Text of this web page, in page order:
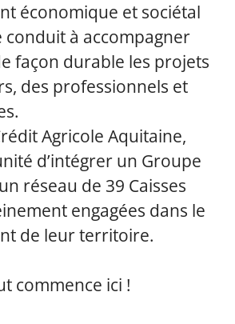
économique et sociétal
conduit à accompagner
façon durable les projets
des professionnels et
Agricole Aquitaine,
d’intégrer un Groupe
réseau de 39 Caisses
engagées dans le
de leur territoire.
commence ici !